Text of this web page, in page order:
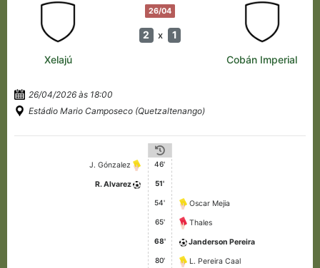
26/04
2 x 1
Xelajú Cobán Imperial
26/04/2026 às 18:00
Estádio Mario Camposeco (Quetzaltenango)
J. Gónzalez 46'
R. Alvarez 51'
54' Oscar Mejia
65' Thales
68' Janderson Pereira
80' L. Pereira Caal